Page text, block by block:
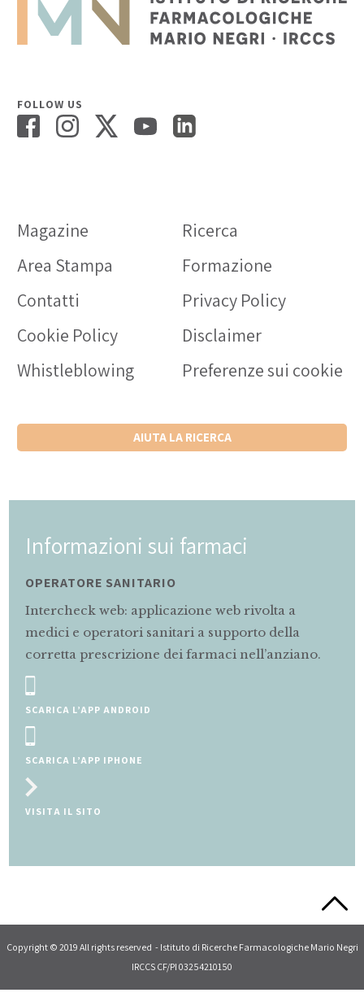
FOLLOW US
Magazine
Ricerca
Area Stampa
Formazione
Contatti
Privacy Policy
Cookie Policy
Disclaimer
Whistleblowing
Preferenze sui cookie
AIUTA LA RICERCA
rivolta a
della
Informazioni sui farmaci
MAMMA E BAMBINO
Servizio di informazioni rivolto
gravidanza e allattamento sul
farmaci.
SCRIVI A
CONSULTA IL FORUM
Copyright © 2019 All rights reserved - Istituto di Ricerche Farmacologiche Mario Negri
IRCCS CF/PI 03254210150